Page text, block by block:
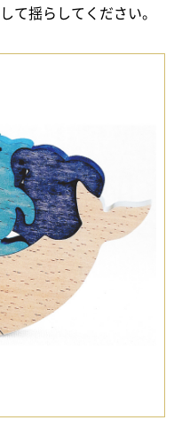
て揺らしてください。